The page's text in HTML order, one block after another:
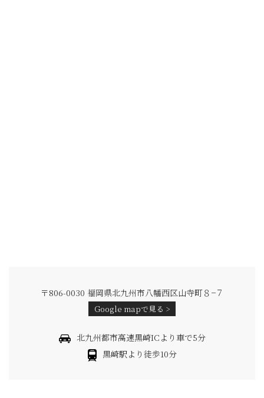
〒806-0030 福岡県北九州市八幡西区山寺町８−７
Google mapで見る >
北九州都市高速黒崎ICより車で5分
黒崎駅より徒歩10分